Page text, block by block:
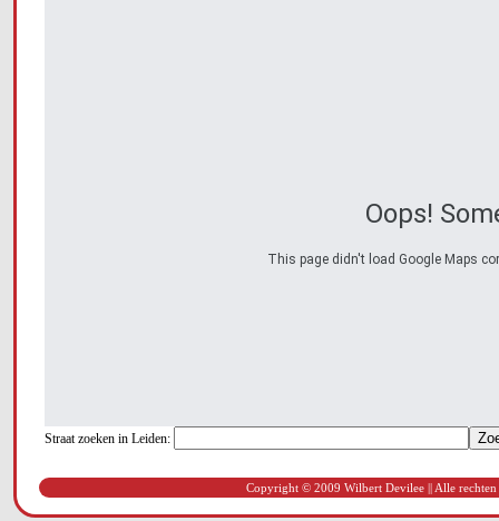
Oops!
This page didn't load Google Maps
Straat zoeken in Leiden:
Copyright © 2009 Wilbert Devilee || Alle